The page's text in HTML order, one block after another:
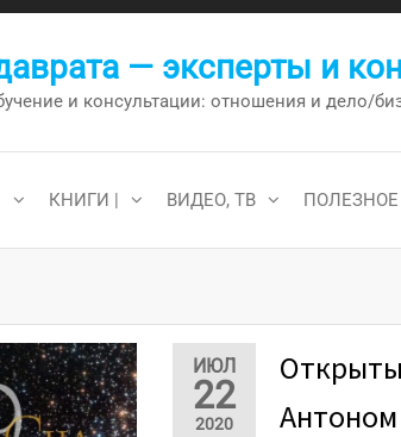
— эксперты и
и консультации: отношения и дело/
КНИГИ | ВИДЕО, ТВ ПОЛЕЗНОЕ
ИЮЛ
22
2020